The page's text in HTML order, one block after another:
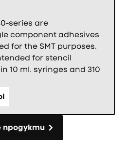
series are
component adhesives
for the SMT purposes.
for stencil
10 ml. syringes and 310